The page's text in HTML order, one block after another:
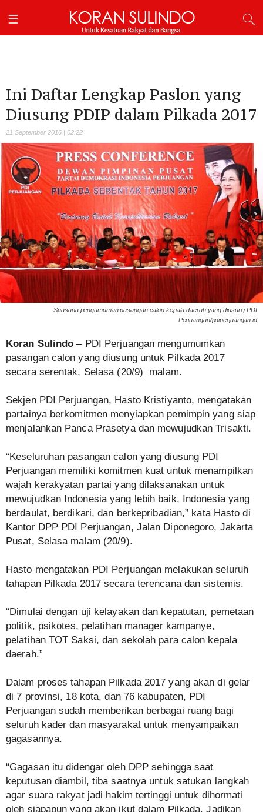
Ini Daftar Lengkap Paslon yang
Diusung PDIP dalam Pilkada 2017
21 September 2016 | 02:22
Suasana pengumuman pasangan calon kepala daerah yang diusung PDI
Perjuangan/pdiperjuangan.id
Koran Sulindo – PDI Perjuangan mengumumkan
pasangan calon yang diusung untuk Pilkada 2017
secara serentak, Selasa (20/9) malam.
Sekjen PDI Perjuangan, Hasto Kristiyanto, mengatakan
partainya berkomitmen menyiapkan pemimpin yang siap
menjalankan Panca Prasetya dan mewujudkan Trisakti.
“Keseluruhan pasangan calon yang diusung PDI
Perjuangan memiliki komitmen kuat untuk menampilkan
wajah kerakyatan partai yang dilaksanakan untuk
mewujudkan Indonesia yang lebih baik, Indonesia yang
berdaulat, berdikari, dan berkepribadian,” kata Hasto di
Kantor DPP PDI Perjuangan, Jalan Diponegoro, Jakarta
Pusat, Selasa malam (20/9).
Hasto mengatakan PDI Perjuangan melakukan seluruh
tahapan Pilkada 2017 secara terencana dan sistemis.
“Dimulai dengan uji kelayakan dan kepatutan, pemetaan
politik, psikotes, pelatihan manager kampanye,
pelatihan TOT Saksi, dan sekolah para calon kepala
daerah.”
Dalam proses tahapan Pilkada 2017 yang akan di gelar
di 7 provinsi, 18 kota, dan 76 kabupaten, PDI
Perjuangan sudah memberikan berbagai ruang bagi
seluruh kader dan masyarakat untuk menyampaikan
gagasannya.
“Gagasan itu didengar oleh DPP sehingga saat
keputusan diambil, tiba saatnya untuk satukan langkah
agar suara rakyat jadi hakim tertinggi untuk dihormati
oleh siapapun yang akan ikut dalam Pilkada. Jadikan